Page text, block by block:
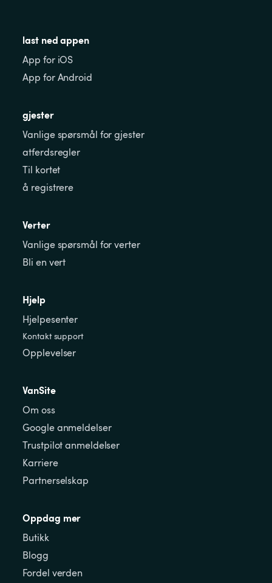
last ned appen
App for iOS
App for Android
gjester
Vanlige spørsmål for gjester
atferdsregler
Til kortet
å registrere
Verter
Vanlige spørsmål for verter
Bli en vert
Hjelp
Hjelpesenter
Kontakt support
Opplevelser
VanSite
Om oss
Google anmeldelser
Trustpilot anmeldelser
Karriere
Partnerselskap
Oppdag mer
Butikk
Blogg
Fordel verden